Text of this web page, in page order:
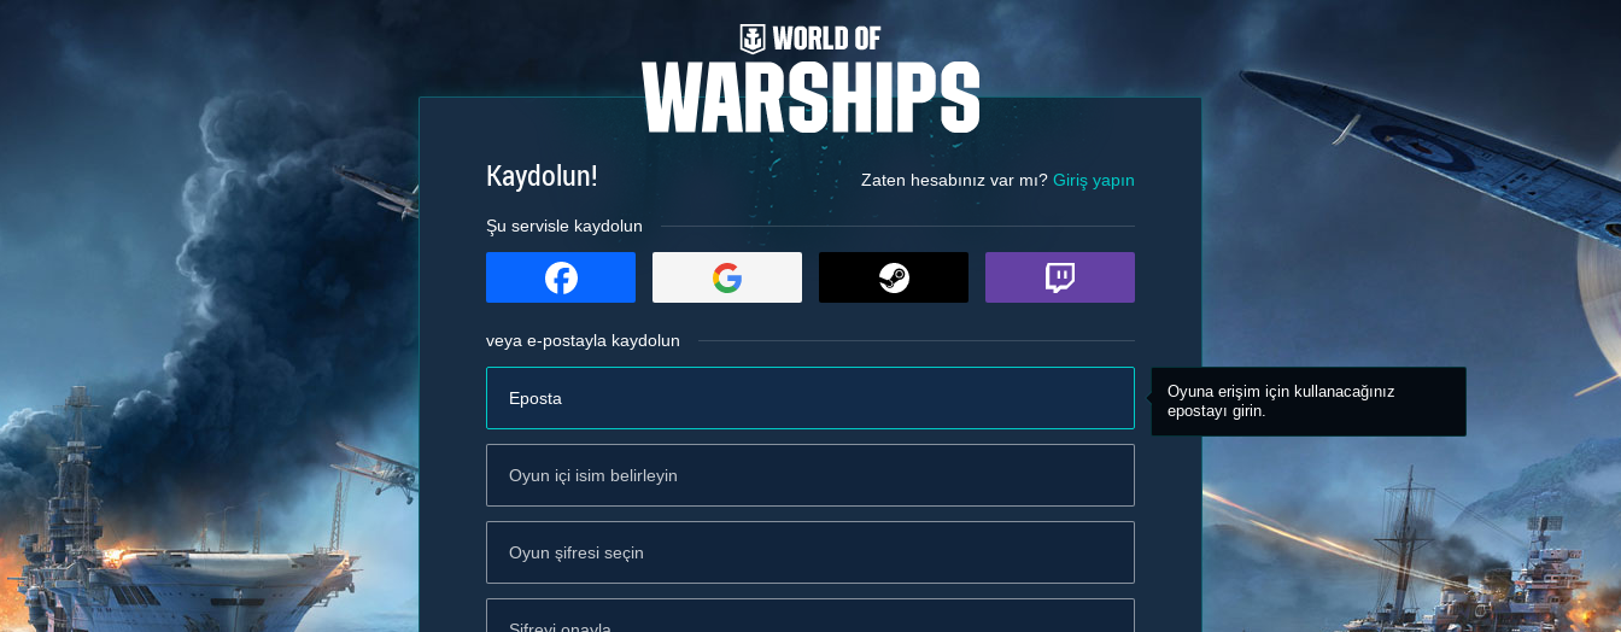
Kaydolun! Zaten hesabınız var mı? Giriş yapın
Şu servisle kaydolun
veya e-postayla kaydolun
Oyuna erişim için kullanacağınız
epostayı girin.